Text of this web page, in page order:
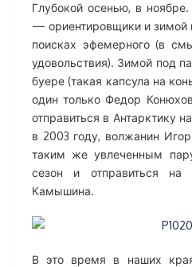
Глубокой осенью, в
— ориентировщики и зимой
поисках эфемерного (в
удовольствия). Зимой под
буере (такая капсула на
один только Федор
отправиться в Антарктику
в 2003 году, волжанин
таким же увлеченным
сезон и отправиться
Камышина.
В это время в наших